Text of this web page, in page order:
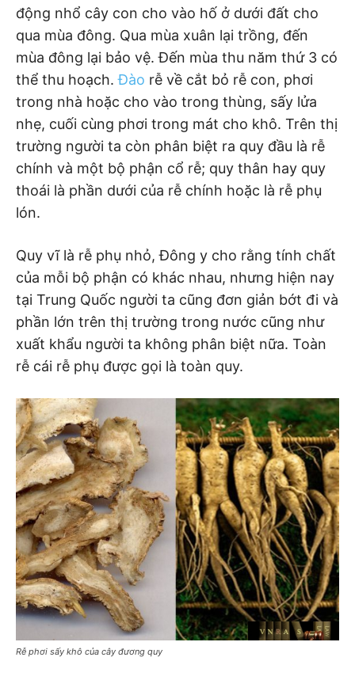
động nhổ cây con cho vào hố ở dưới đất cho
qua mùa đông. Qua mùa xuân lại trồng, đến
mùa đông lại bảo vệ. Đến mùa thu năm thứ 3 có
thể thu hoạch.Đào rễ về cắt bỏ rễ con, phơi
trong nhà hoặc cho vào trong thùng, sấy lửa
nhẹ, cuối cùng phơi trong mát cho khô. Trên thị
trường người ta còn phân biệt ra quy đầu là rễ
chính và một bộ phận cổ rễ; quy thân hay quy
thoái là phần dưới của rễ chính hoặc là rễ phụ
lón.
Quy vĩ là rễ phụ nhỏ, Đông y cho rằng tính chất
của mỗi bộ phận có khác nhau, nhưng hiện nay
tại Trung Quốc người ta cũng đơn giản bớt đi và
phần lớn trên thị trường trong nước cũng như
xuất khẩu người ta không phân biệt nữa. Toàn
rễ cái rễ phụ được gọi là toàn quy.
Rễ phơi sấy khô của cây đương quy